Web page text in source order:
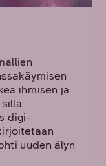
ihmisen ja
digi-
uuden älyn